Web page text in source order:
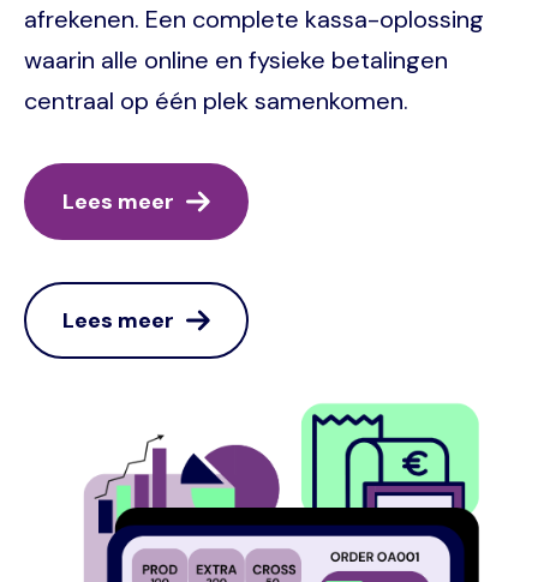
afrekenen. Een complete kassa-oplossing
waarin alle online en fysieke betalingen
centraal op één plek samenkomen.
Lees meer
Lees meer